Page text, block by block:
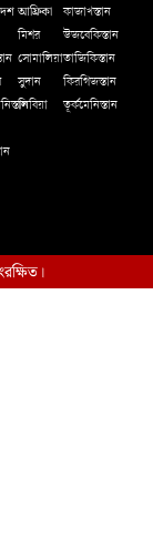
আফ্রিকা
মিশর
সোমালিয়া
সুদান
লিবিয়া
কাজাখস্তান
উজবেকিস্তান
তাজিকিস্তান
কিরগিজস্তান
তূর্কমেনিস্তান